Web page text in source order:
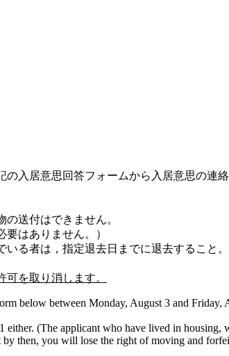
入居意思回答フォームから入居意思の連
送付はできません。
はありません。）
る者は，指定退去日までに退去すること
を取り消します。
below between Monday, August 3 and Friday,
(The applicant who have lived in
then, you will lose the right of moving and